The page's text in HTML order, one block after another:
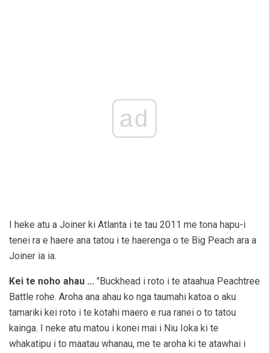
ad
I heke atu a Joiner ki Atlanta i te tau 2011 me tona hapu-i
tenei ra e haere ana tatou i te haerenga o te Big Peach ara a
Joiner ia ia.
Kei te noho ahau ... "Buckhead i roto i te ataahua Peachtree
Battle rohe. Aroha ana ahau ko nga taumahi katoa o aku
tamariki kei roto i te kotahi maero e rua ranei o to tatou
kainga. I neke atu matou i konei mai i Niu Ioka ki te
whakatipu i to maatau whanau, me te aroha ki te atawhai i